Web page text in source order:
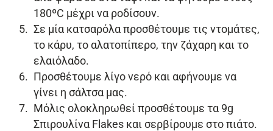
180ºC μέχρι να ροδίσουν.
Σε μία κατσαρόλα προσθέτουμε τις ντομάτες,
το κάρυ, το αλατοπίπερο, την ζάχαρη και το
ελαιόλαδο.
Προσθέτουμε λίγο νερό και αφήνουμε να
γίνει η σάλτσα μας.
Μόλις ολοκληρωθεί προσθέτουμε τα 9g
Σπιρουλίνα Flakes και σερβίρουμε στο πιάτο.